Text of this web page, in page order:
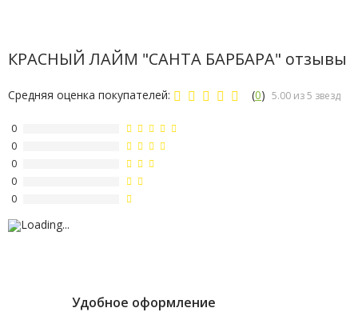
КРАСНЫЙ ЛАЙМ "САНТА БАРБАРА" отзывы
Средняя оценка покупателей: (0) 5.00 из 5 звезд
0
0
0
0
0
Удобное оформление